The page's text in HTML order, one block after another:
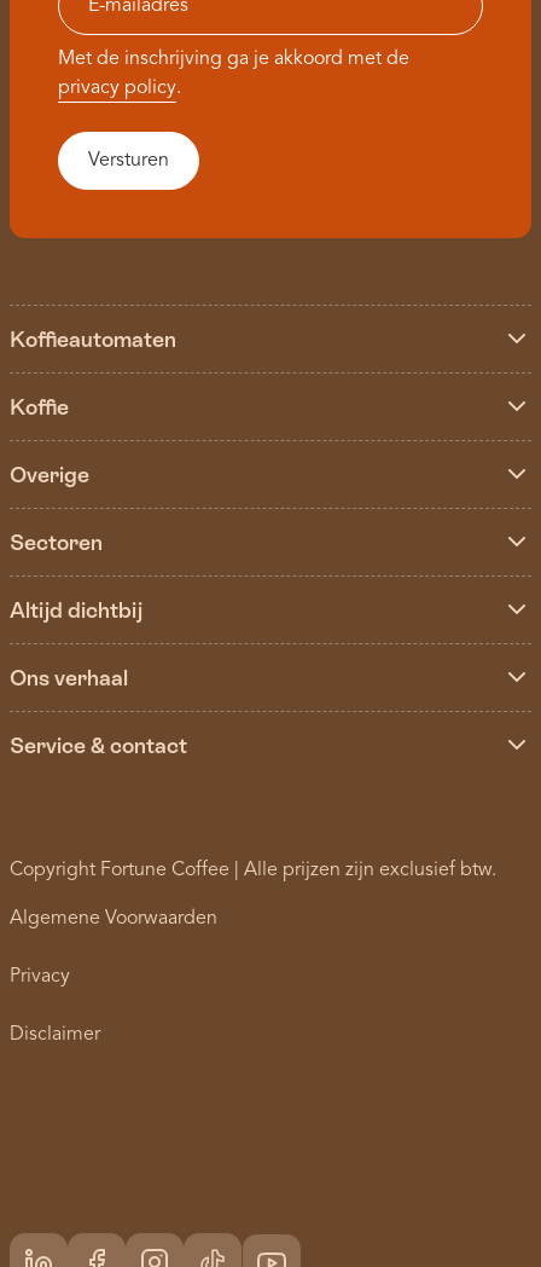
Met de inschrijving ga je akkoord met de
privacy policy.
Koffieautomaten
Koffie
Overige
Sectoren
Altijd dichtbij
Ons verhaal
Service & contact
Copyright Fortune Coffee | Alle prijzen zijn exclusief btw.
Algemene Voorwaarden
Privacy
Disclaimer